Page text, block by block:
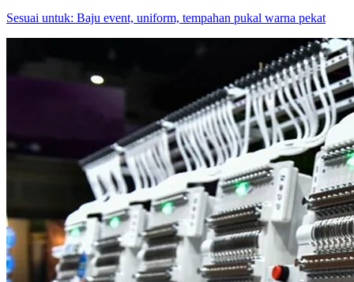
Sesuai untuk: Baju event, uniform, tempahan pukal warna pekat